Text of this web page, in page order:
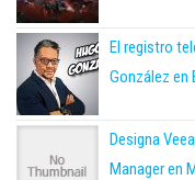
El registro
González en
Designa
Manager en